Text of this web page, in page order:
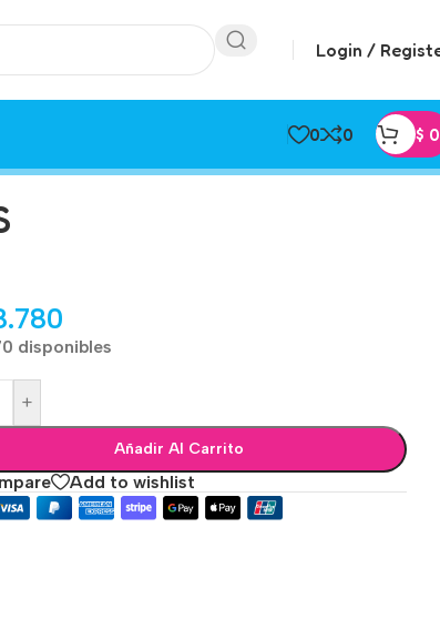
Login /
0 0 $ 0
disponibles
+
Añadir Al Carrito
Add to wishlist